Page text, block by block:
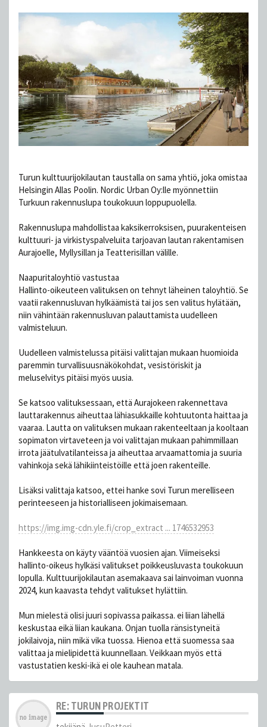
Turun kulttuuri­jokilautan taustalla on sama yhtiö, joka omistaa
Helsingin Allas Poolin. Nordic Urban Oy:lle myönnettiin
Turkuun rakennuslupa toukokuun loppupuolella.
Rakennuslupa mahdollistaa kaksikerroksisen, puurakenteisen
kulttuuri- ja virkistyspalveluita tarjoavan lautan rakentamisen
Aurajoelle, Myllysillan ja Teatterisillan välille.
Naapuritaloyhtiö vastustaa
Hallinto-oikeuteen valituksen on tehnyt läheinen taloyhtiö. Se
vaatii rakennusluvan hylkäämistä tai jos sen valitus hylätään,
niin vähintään rakennusluvan palauttamista uudelleen
valmisteluun.
Uudelleen valmistelussa pitäisi valittajan mukaan huomioida
paremmin turvallisuusnäkökohdat, vesistöriskit ja
meluselvitys pitäisi myös uusia.
Se katsoo valituksessaan, että Aurajokeen rakennettava
lauttarakennus aiheuttaa lähiasukkaille kohtuutonta haittaa ja
vaaraa. Lautta on valituksen mukaan rakenteeltaan ja kooltaan
sopimaton virtaveteen ja voi valittajan mukaan pahimmillaan
irrota jäätulvatilanteissa ja aiheuttaa arvaamattomia ja suuria
vahinkoja sekä lähikiinteistöille että joen rakenteille.
Lisäksi valittaja katsoo, ettei hanke sovi Turun merelliseen
perinteeseen ja historialliseen jokimaisemaan.
https://img.img-cdn.yle.fi/crop_extract ... 1746532953
Hankkeesta on käyty vääntöä vuosien ajan. Viimeiseksi
hallinto-oikeus hylkäsi valitukset poikkeusluvasta toukokuun
lopulla. Kulttuurijokilautan asemakaava sai lainvoiman vuonna
2024, kun kaavasta tehdyt valitukset hylättiin.
Mun mielestä olisi juuri sopivassa paikassa. ei liian lähellä
keskustaa eikä liian kaukana. Onjan tuolla ränsistyneitä
jokilaivoja, niin mikä vika tuossa. Hienoa että suomessa saa
valittaa ja mielipidettä kuunnellaan. Veikkaan myös että
vastustatien keski-ikä ei ole kauhean matala.
RE: TURUN PROJEKTIT